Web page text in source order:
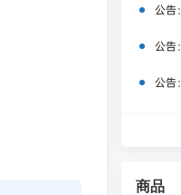
公告：
公告：
公告：
商品